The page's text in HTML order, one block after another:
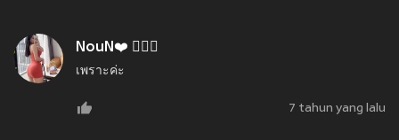
NouN❤️ 🤷🏻‍♀️
เพราะค่ะ
7 tahun yang lalu